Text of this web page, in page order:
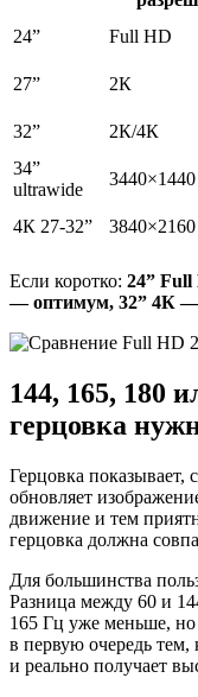
24” Full HD
27”
2К
32”
2К/4К
34”
ultrawide
3440×1440
4К 27-32”
3840×2160
Если коротко: 24” Full
— оптимум, 32” 4К
144, 165, 180
герцовка
Герцовка показывает,
обновляет
движение и тем
герцовка должна
Для большинства
Разница между 60 и
165 Гц уже меньше,
в первую очередь тем,
и реально получает